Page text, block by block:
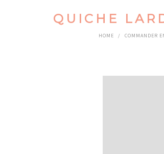
QUICHE
HOME / COMMANDER